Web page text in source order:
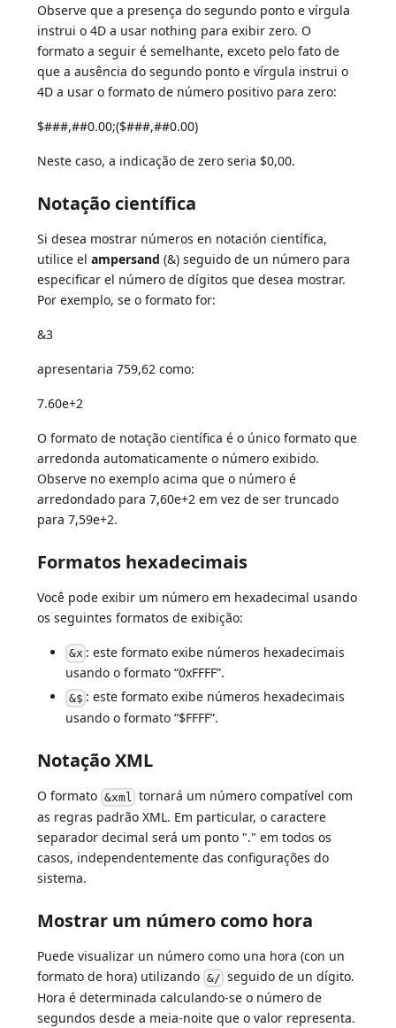
Observe que a presença do segundo ponto e vírgula
instrui o 4D a usar nothing para exibir zero. O
formato a seguir é semelhante, exceto pelo fato de
que a ausência do segundo ponto e vírgula instrui o
4D a usar o formato de número positivo para zero:
$###,##0.00;($###,##0.00)
Neste caso, a indicação de zero seria $0,00.
Notação científica
Si desea mostrar números en notación científica,
utilice elampersand (&) seguido de un número para
especificar el número de dígitos que desea mostrar.
Por exemplo, se o formato for:
&3
apresentaria 759,62 como:
7.60e+2
O formato de notação científica é o único formato que
arredonda automaticamente o número exibido.
Observe no exemplo acima que o número é
arredondado para 7,60e+2 em vez de ser truncado
para 7,59e+2.
Formatos hexadecimais
Você pode exibir um número em hexadecimal usando
os seguintes formatos de exibição:
&x : este formato exibe números hexadecimais
usando o formato “0xFFFF”.
&$ : este formato exibe números hexadecimais
usando o formato “$FFFF”.
Notação XML
O formato &xml tornará um número compatível com
as regras padrão XML. Em particular, o caractere
separador decimal será um ponto "." em todos os
casos, independentemente das configurações do
sistema.
Mostrar um número como hora
Puede visualizar un número como una hora (con un
formato de hora) utilizando &/ seguido de un dígito.
Hora é determinada calculando-se o número de
segundos desde a meia-noite que o valor representa.